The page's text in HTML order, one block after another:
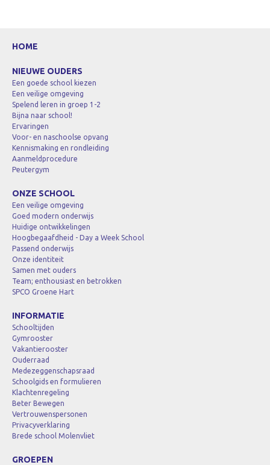
HOME
NIEUWE OUDERS
Een goede school kiezen
Een veilige omgeving
Spelend leren in groep 1-2
Bijna naar school!
Ervaringen
Voor- en naschoolse opvang
Kennismaking en rondleiding
Aanmeldprocedure
Peutergym
ONZE SCHOOL
Een veilige omgeving
Goed modern onderwijs
Huidige ontwikkelingen
Hoogbegaafdheid - Day a Week School
Passend onderwijs
Onze identiteit
Samen met ouders
Team; enthousiast en betrokken
SPCO Groene Hart
INFORMATIE
Schooltijden
Gymrooster
Vakantierooster
Ouderraad
Medezeggenschapsraad
Schoolgids en formulieren
Klachtenregeling
Beter Bewegen
Vertrouwenspersonen
Privacyverklaring
Brede school Molenvliet
GROEPEN